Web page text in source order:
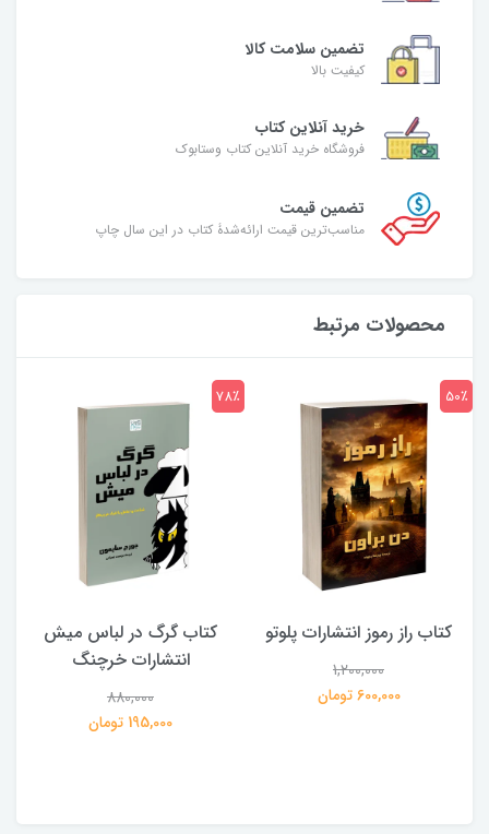
تضمین سلامت کالا
کیفیت بالا
خرید آنلاین کتاب
فروشگاه خرید آنلاین کتاب وستابوک
تضمین قیمت
مناسب‌ترین قیمت ارائه‌شدۀ کتاب در این سال چاپ
محصولات مرتبط
کتاب راز رموز انتشارات پلوتو
1,200,000
600,000 تومان
50٪
کتاب گرگ در لباس میش
انتشارات خرچنگ
880,000
195,000 تومان
78٪